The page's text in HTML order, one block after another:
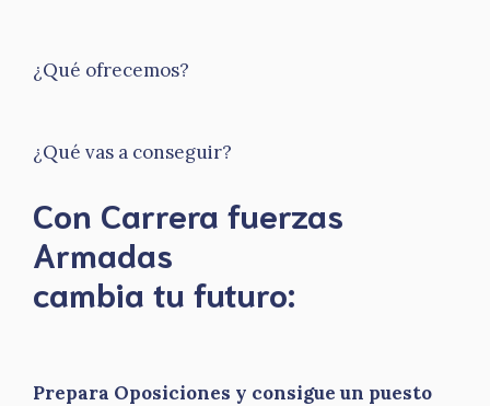
¿Qué ofrecemos?
¿Qué vas a conseguir?
Con Carrera fuerzas
Armadas
​cambia tu futuro:
Prepara Oposiciones y consigue un puesto